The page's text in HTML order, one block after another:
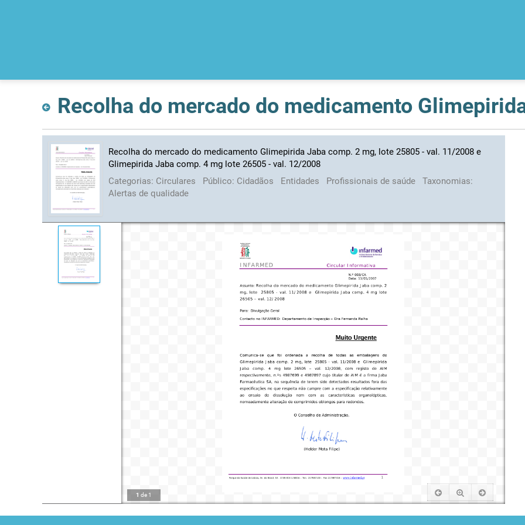
Recolha do mercado do medicamento Glimepirida Jaba comp. 2 mg, lote 25805 - val. 11/2008 e
Glimepirida Jaba comp. 4 mg lote 26505 - val. 12/2008
Categorias: Circulares Público: Cidadãos Entidades Profissionais de saúde
Taxonomias:
Alertas de qualidade
1 de 1